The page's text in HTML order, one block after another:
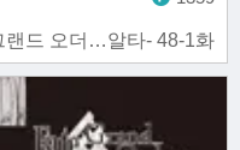
랜드 오더…알타- 48-1화